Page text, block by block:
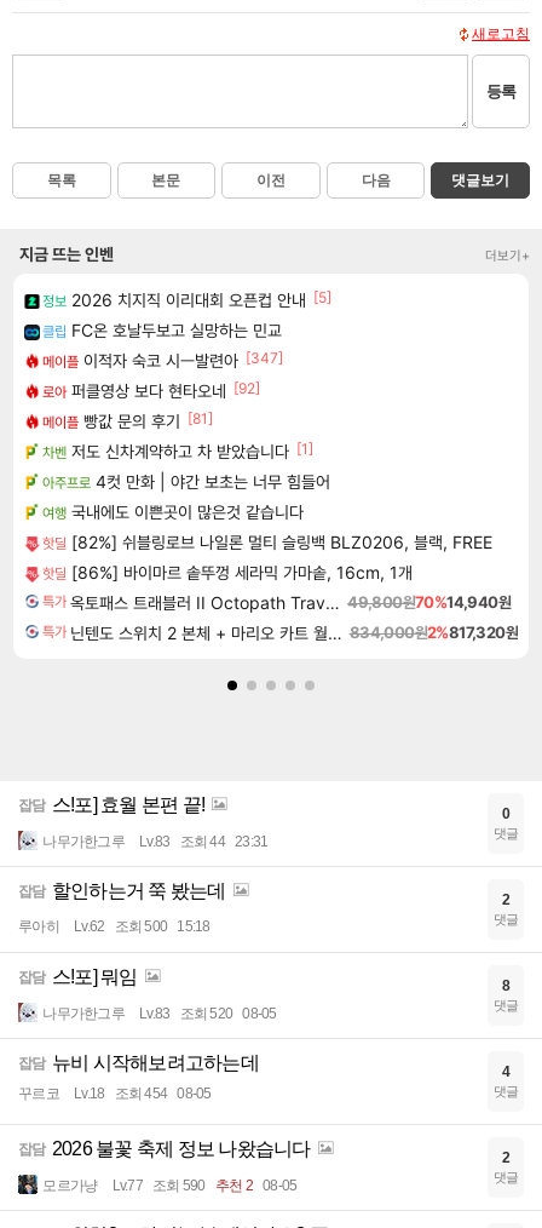
새로고침
등록
목록 본문 이전 다음 댓글보기
지금 뜨는 인벤 더보기+
정보 2026 치지직 이리대회 오픈컵 안내 [5]
클립 FC온 호날두보고 실망하는 민교
메이플 이적자 숙코 시ㅡ발련아 [347]
로아 퍼클영상 보다 현타오네 [92]
메이플 빵값 문의 후기 [81]
차벤 저도 신차계약하고 차 받았습니다 [1]
아주프로 4컷 만화 | 야간 보초는 너무 힘들어
여행 국내에도 이쁜곳이 많은것 같습니다
핫딜 [82%] 쉬블링로브 나일론 멀티 슬링백 BLZ0206, 블랙, FREE
핫딜 [86%] 바이마르 솥뚜껑 세라믹 가마솥, 16cm, 1개
특가 옥토패스 트래블러 II Octopath Traveler II 49,800원70%14,940원
특가 닌텐도 스위치 2 본체 + 마리오 카트 월드 + 포켓몬 포코피아 번들 834,000원2%817,320원
잡담 스!포] 효월 본편 끝!
나무가한그루 Lv.83 조회 44 23:31
0
댓글
잡담 할인하는거 쭉 봤는데
루아히 Lv.62 조회 500 15:18
2
댓글
잡담 스!포] 뭐임
나무가한그루 Lv.83 조회 520 08-05
8
댓글
잡담 뉴비 시작해보려고하는데
꾸르코 Lv.18 조회 454 08-05
4
댓글
잡담 2026 불꽃 축제 정보 나왔습니다
모르가냥 Lv.77 조회 590 추천 2 08-05
2
댓글